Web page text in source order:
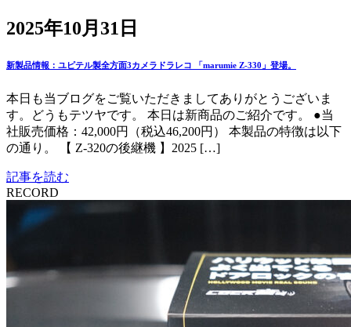
2025年10月31日
新製品情報：ユピテル製全方面3カメラドラレコ 「marumie Z-330」登場。
本日も当ブログをご覧いただきましてありがとうございま
す。どうもテツヤです。 本日は新商品のご紹介です。 ●当
社販売価格：42,000円（税込46,200円） 本製品の特徴は以下
の通り。 【 Z-320の後継機 】2025 […]
記事を読む
RECORD